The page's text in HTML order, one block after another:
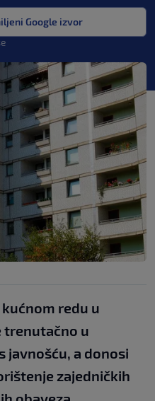
Google izvor
redu u
trenutačno u
javnošću, a donosi
zajedničkih